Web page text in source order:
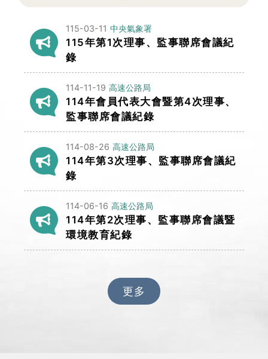
115-03-11 中央氣象署
115年第1次理事、監事聯席會議紀
錄
114-11-19 高速公路局
114年會員代表大會暨第4次理事、
監事聯席會議紀錄
114-08-26 高速公路局
114年第3次理事、監事聯席會議紀
錄
114-06-16 高速公路局
114年第2次理事、監事聯席會議暨
環境教育紀錄
更多